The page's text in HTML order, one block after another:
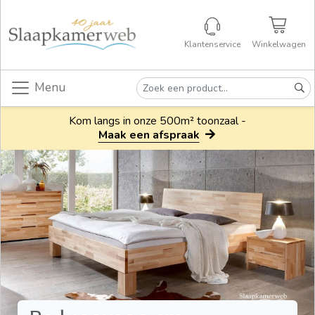
Klantenservice Winkelwagen
Menu
Kom langs in onze 500m² toonzaal -
Maak een afspraak